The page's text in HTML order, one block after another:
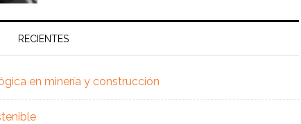
RECIENTES
en minería y construcción